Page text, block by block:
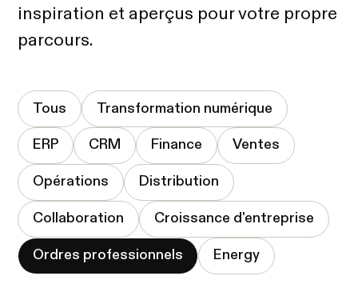
inspiration et aperçus pour votre propre
parcours.
Tous Transformation numérique
ERP CRM Finance Ventes
Opérations Distribution
Collaboration Croissance d'entreprise
Ordres professionnels Energy